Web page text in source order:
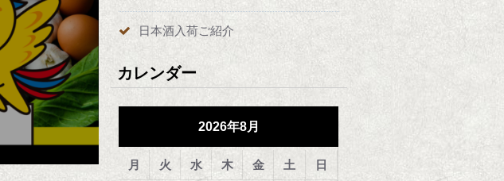
日本酒入荷ご紹介
カレンダー
2026年8月
月 火 水 木 金 土 日